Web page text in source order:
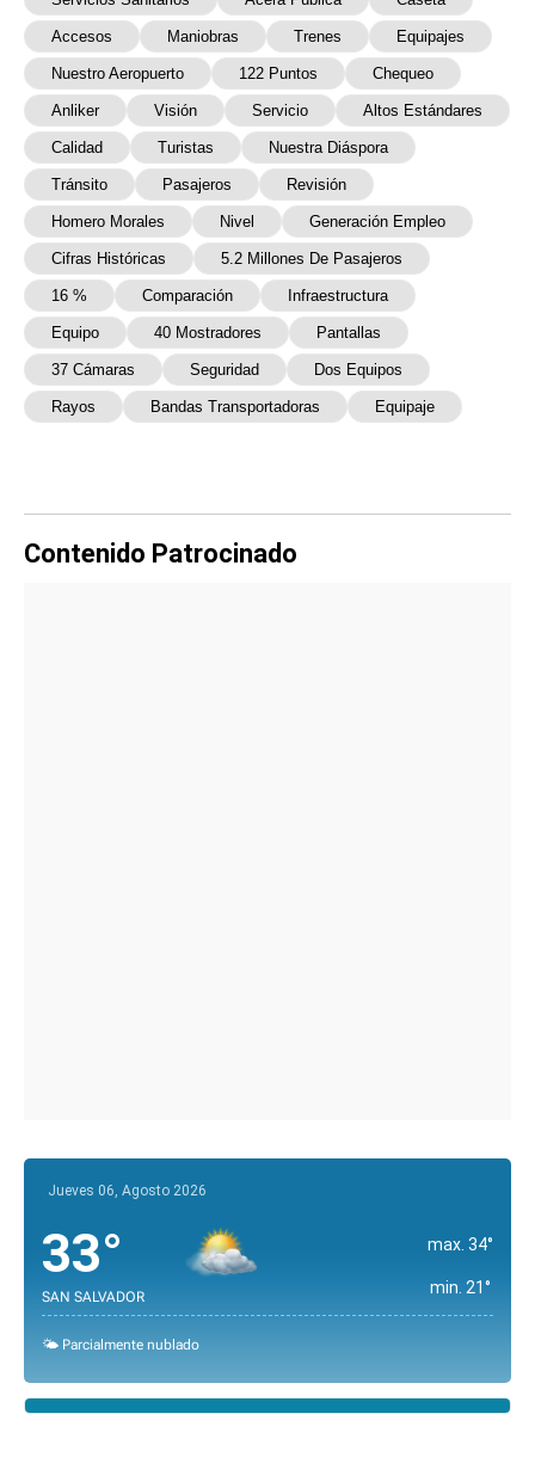
Accesos Maniobras Trenes Equipajes
Nuestro Aeropuerto 122 Puntos Chequeo
Anliker Visión Servicio Altos Estándares
Calidad Turistas Nuestra Diáspora
Tránsito Pasajeros Revisión
Homero Morales Nivel Generación Empleo
Cifras Históricas 5.2 Millones De Pasajeros
16 % Comparación Infraestructura
Equipo 40 Mostradores Pantallas
37 Cámaras Seguridad Dos Equipos
Rayos Bandas Transportadoras Equipaje
Contenido Patrocinado
Jueves 06, Agosto 2026
33°
SAN SALVADOR
max. 34°
min. 21°
🌤️ Parcialmente nublado